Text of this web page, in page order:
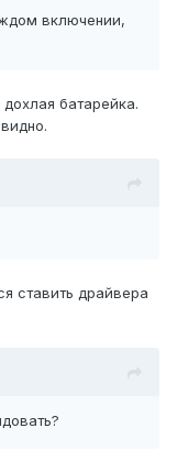
включении,
батарейка.
ставить драйвера